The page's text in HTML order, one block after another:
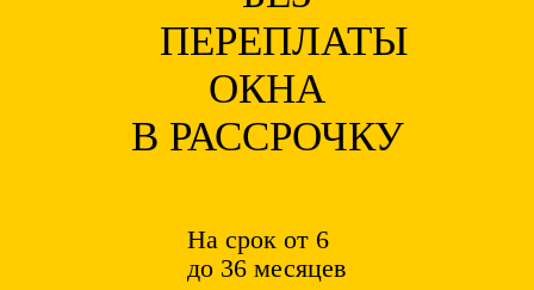
ОКНА
В РАССРОЧКУ
На срок от 6
до 36 месяцев